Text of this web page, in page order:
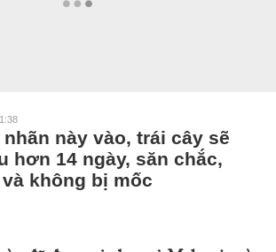
này vào, trái cây sẽ
hơn 14 ngày, săn chắc,
không bị mốc